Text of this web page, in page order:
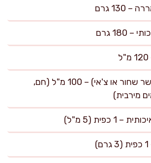
130 גרם
180 גרם
תה חזק (אפשר שחור או צ'אי) – 100 מ"ל (חם,
מירבית)
1 כפית (5 מ"ל)